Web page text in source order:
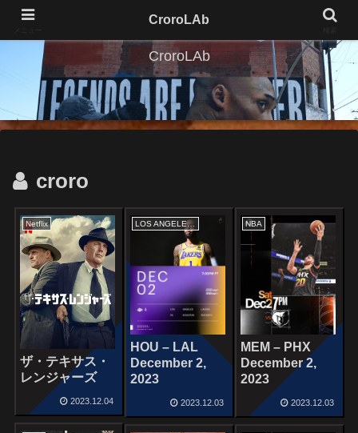
CroroLAb
croro
Netflix
ザ・テキサス・
レンジャーズ
2023.12.04
LOS ANGELES LAKERS
HOU – LAL
December 2,
2023
2023.12.03
NBA
MEM – PHX
December 2,
2023
2023.12.03
CroroLAb